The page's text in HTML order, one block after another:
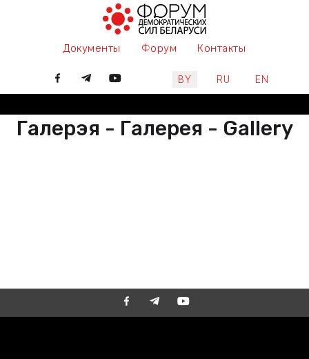
Документы Форум Контакты
Выберите язык
BY RU EN
Галерэя - Галерея - Gallery